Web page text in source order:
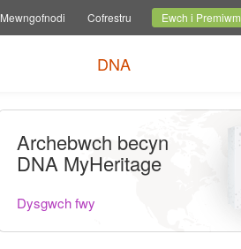
Newid iaith
Mewngofnodi Cofrestru Ewch i Premiwm
DNA
Archebwch becyn
DNA MyHeritage
Dysgwch fwy